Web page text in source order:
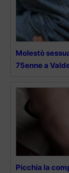
Molestò
75enne a
Picchia la